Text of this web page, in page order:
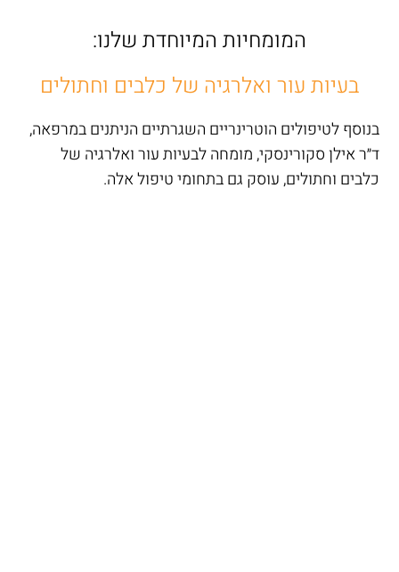
המומחיות המיוחדת שלנו:
בעיות עור ואלרגיה של כלבים וחתולים
בנוסף לטיפולים הוטרינריים השגרתיים הניתנים במרפאה,
ד״ר אילן סקורינסקי, מומחה לבעיות עור ואלרגיה של
כלבים וחתולים, עוסק גם בתחומי טיפול אלה.